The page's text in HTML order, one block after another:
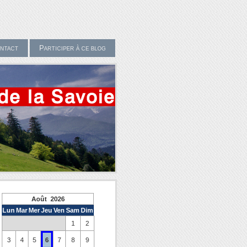
Participer à ce blog
Août 2026
Lun MarMerJeu Ven Sam Dim
1 2
3 4 5 6 7 8 9